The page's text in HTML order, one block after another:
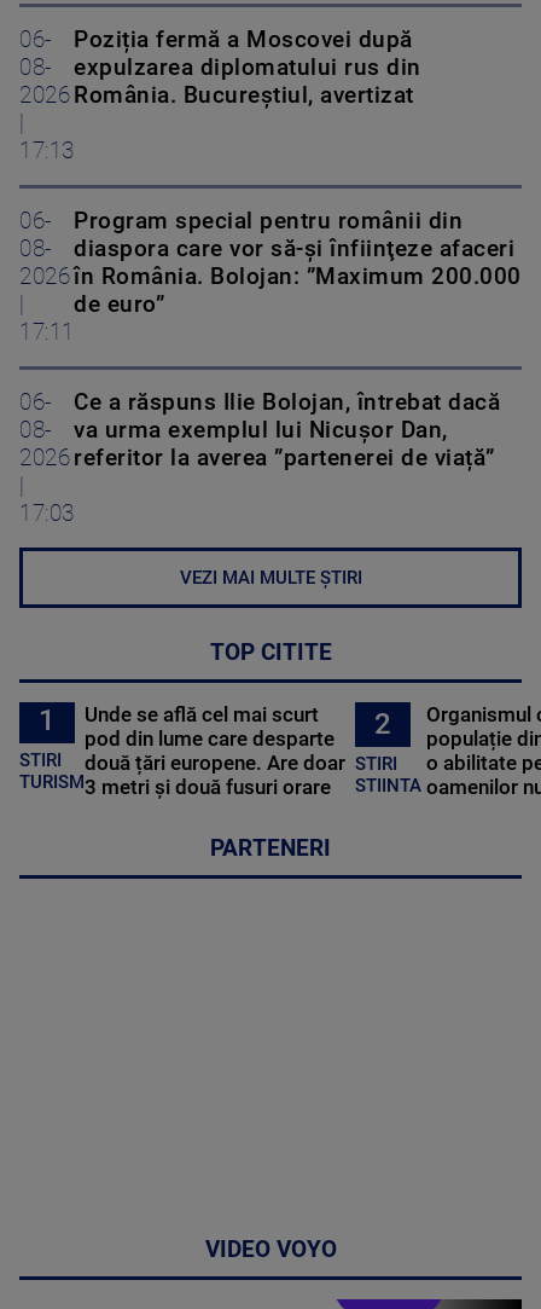
06-
08-
2026
|
17:13
Poziția fermă a Moscovei după
expulzarea diplomatului rus din
România. Bucureștiul, avertizat
06-
08-
2026
|
17:11
Program special pentru românii din
diaspora care vor să-şi înfiinţeze afaceri
în România. Bolojan: ”Maximum 200.000
de euro”
06-
08-
2026
|
17:03
Ce a răspuns Ilie Bolojan, întrebat dacă
va urma exemplul lui Nicușor Dan,
referitor la averea ”partenerei de viață”
VEZI MAI MULTE ȘTIRI
TOP CITITE
1
STIRI
TURISM
Unde se află cel mai scurt
pod din lume care desparte
două țări europene. Are doar
3 metri și două fusuri orare
2
STIRI
STIINTA
Organismul
populație
o abilitate
oamenilor
PARTENERI
VIDEO VOYO